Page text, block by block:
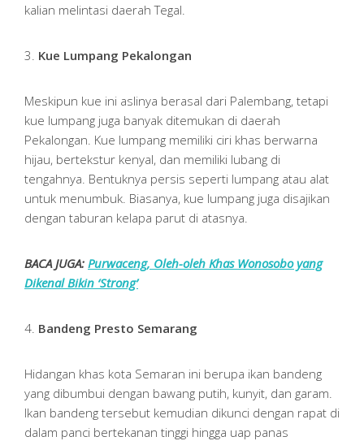
kalian melintasi daerah Tegal.
3. Kue Lumpang Pekalongan
Meskipun kue ini aslinya berasal dari Palembang, tetapi
kue lumpang juga banyak ditemukan di daerah
Pekalongan. Kue lumpang memiliki ciri khas berwarna
hijau, bertekstur kenyal, dan memiliki lubang di
tengahnya. Bentuknya persis seperti lumpang atau alat
untuk menumbuk. Biasanya, kue lumpang juga disajikan
dengan taburan kelapa parut di atasnya.
BACA JUGA: Purwaceng, Oleh-oleh Khas Wonosobo yang
Dikenal Bikin ‘Strong’
4. Bandeng Presto Semarang
Hidangan khas kota Semaran ini berupa ikan bandeng
yang dibumbui dengan bawang putih, kunyit, dan garam.
Ikan bandeng tersebut kemudian dikunci dengan rapat di
dalam panci bertekanan tinggi hingga uap panas